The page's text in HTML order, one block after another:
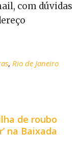
com dúvidas
, Rio de Janeiro
de roubo
na Baixada